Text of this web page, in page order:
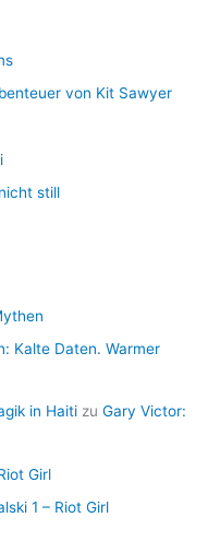
von Kit Sawyer
still
Kalte Daten. Warmer
in Haiti zu Gary Victor:
Girl
1 – Riot Girl